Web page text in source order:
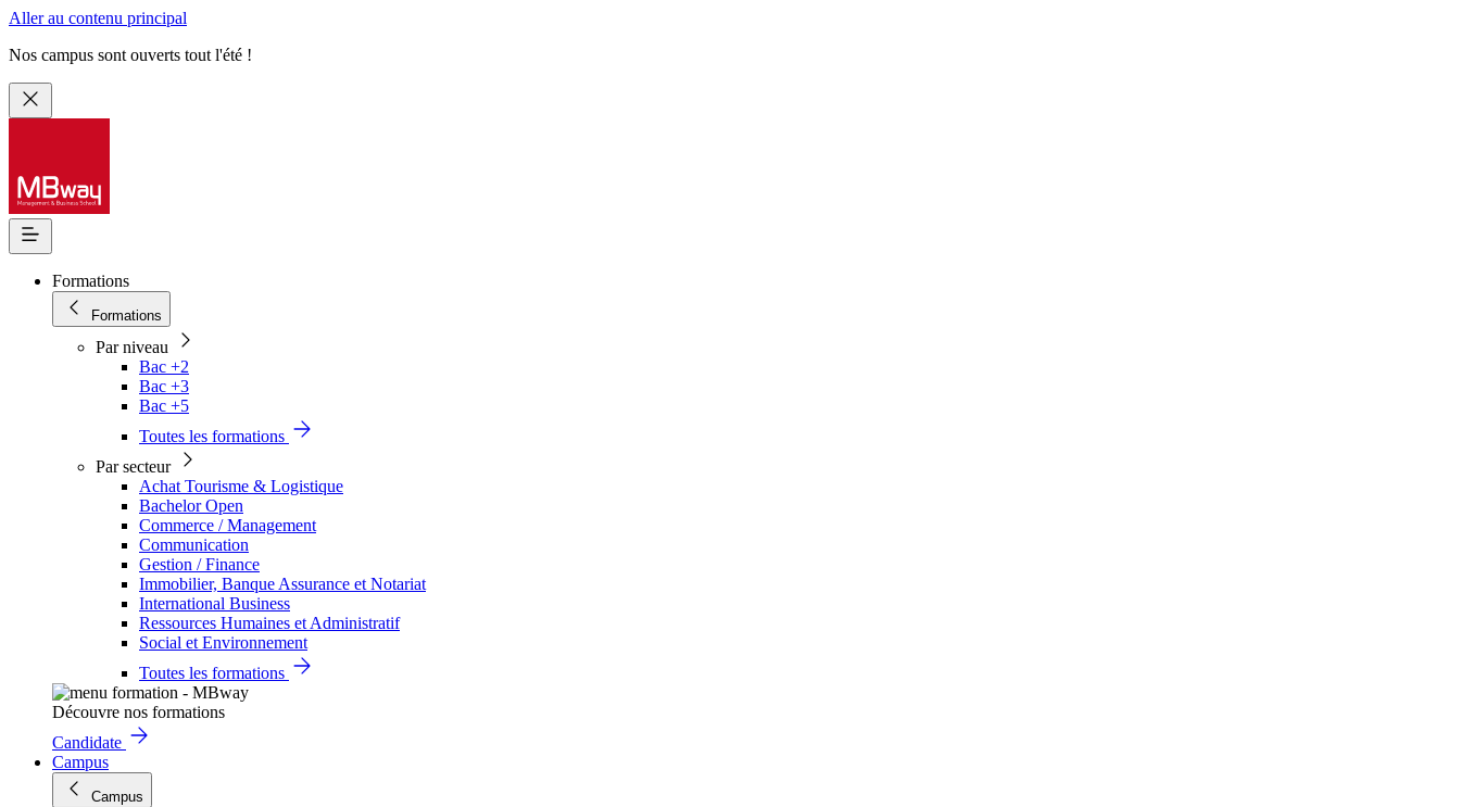
Aller au contenu principal
Nos campus sont ouverts tout l'été !
Formations
Formations
Par niveau
Bac +2
Bac +3
Bac +5
Toutes les formations
Par secteur
Achat Tourisme & Logistique
Bachelor Open
Commerce / Management
Communication
Gestion / Finance
Immobilier, Banque Assurance et Notariat
International Business
Ressources Humaines et Administratif
Social et Environnement
Toutes les formations
Découvre nos formations
Candidate
Campus
Campus